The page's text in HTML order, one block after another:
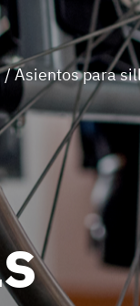
/ Asientos para